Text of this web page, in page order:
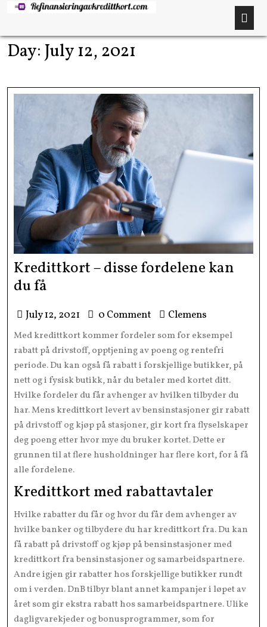
Day: July 12, 2021
Kredittkort – disse fordelene kan
du få
July 12, 2021 0 Comment Clemens
Med kredittkort kommer fordeler som for eksempel
rabatt på drivstoff, opptjening av poeng og rentefri
periode. Du kan også få rabatt i forskjellige butikker, på
nett og i fysisk butikk, når du betaler med kortet ditt.
Hvilke fordeler du får avhenger av hvilken tilbyder du
har. Mens kredittkort levert av bensinstasjoner gir rabatt
på drivstoff og kjøp på stasjoner, gir kort fra flyselskaper
deg poeng etter hvor mye du bruker kortet. Dette er
grunnen til at flere husholdninger har flere kort, for å få
alle fordelene.
Kredittkort med rabattavtaler
Hvilke rabatter du får og hvor du får dem avhenger av
hvilke banker og tilbydere du har kredittkort fra. Du kan
få rabatt på drivstoff og kjøp på bensinstasjoner med
kredittkort fra bensinstasjoner og samarbeidspartnere.
Andre igjen gir rabatter hos forskjellige butikker rundt
om i verden. DnB tilbyr blant annet kampanjer i løpet av
året som gir ekstra rabatt hos samarbeidspartnere. Ulike
dagligvarekjeder og bonusprogrammer, som for